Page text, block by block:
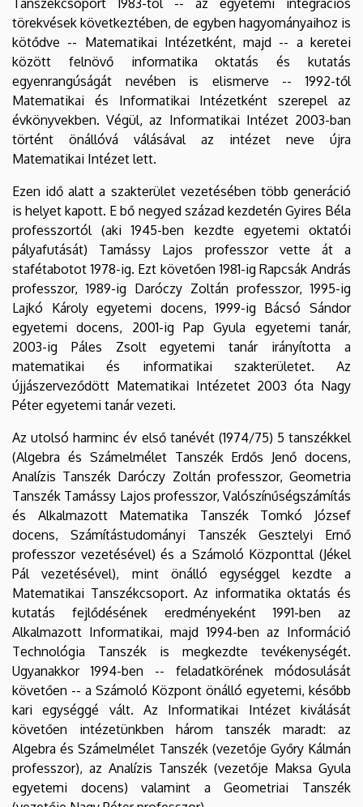
törekvések következtében, de egyben hagyományaihoz is
kötődve -- Matematikai Intézetként, majd -- a keretei
között felnövő informatika oktatás és kutatás
egyenrangúságát nevében is elismerve -- 1992-től
Matematikai és Informatikai Intézetként szerepel az
évkönyvekben. Végül, az Informatikai Intézet 2003-ban
történt önállóvá válásával az intézet neve újra
Matematikai Intézet lett.
Ezen idő alatt a szakterület vezetésében több generáció
is helyet kapott. E bő negyed század kezdetén Gyires Béla
professzortól (aki 1945-ben kezdte egyetemi oktatói
pályafutását) Tamássy Lajos professzor vette át a
stafétabotot 1978-ig. Ezt követően 1981-ig Rapcsák András
professzor, 1989-ig Daróczy Zoltán professzor, 1995-ig
Lajkó Károly egyetemi docens, 1999-ig Bácsó Sándor
egyetemi docens, 2001-ig Pap Gyula egyetemi tanár,
2003-ig Páles Zsolt egyetemi tanár irányította a
matematikai és informatikai szakterületet. Az
újjászerveződött Matematikai Intézetet 2003 óta Nagy
Péter egyetemi tanár vezeti.
Az utolsó harminc év első tanévét (1974/75) 5 tanszékkel
(Algebra és Számelmélet Tanszék Erdős Jenő docens,
Analízis Tanszék Daróczy Zoltán professzor, Geometria
Tanszék Tamássy Lajos professzor, Valószínűségszámítás
és Alkalmazott Matematika Tanszék Tomkó József
docens, Számítástudományi Tanszék Gesztelyi Ernő
professzor vezetésével) és a Számoló Központtal (Jékel
Pál vezetésével), mint önálló egységgel kezdte a
Matematikai Tanszékcsoport. Az informatika oktatás és
kutatás fejlődésének eredményeként 1991-ben az
Alkalmazott Informatikai, majd 1994-ben az Információ
Technológia Tanszék is megkezdte tevékenységét.
Ugyanakkor 1994-ben -- feladatkörének módosulását
követően -- a Számoló Központ önálló egyetemi, később
kari egységgé vált. Az Informatikai Intézet kiválását
követően intézetünkben három tanszék maradt: az
Algebra és Számelmélet Tanszék (vezetője Győry Kálmán
professzor), az Analízis Tanszék (vezetője Maksa Gyula
egyetemi docens) valamint a Geometriai Tanszék